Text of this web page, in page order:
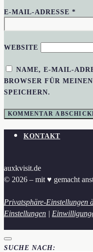
E-MAIL-ADRESSE*
WEBSITE
NAME, E-MAIL-
BROWSER FÜR
SPEICHERN.
KONTAKT
auxkvisit.de
© 2026 – mit ♥︎ gemacht
Privatsphäre-Einstellungen
Einstellungen |
SUCHE NACH: